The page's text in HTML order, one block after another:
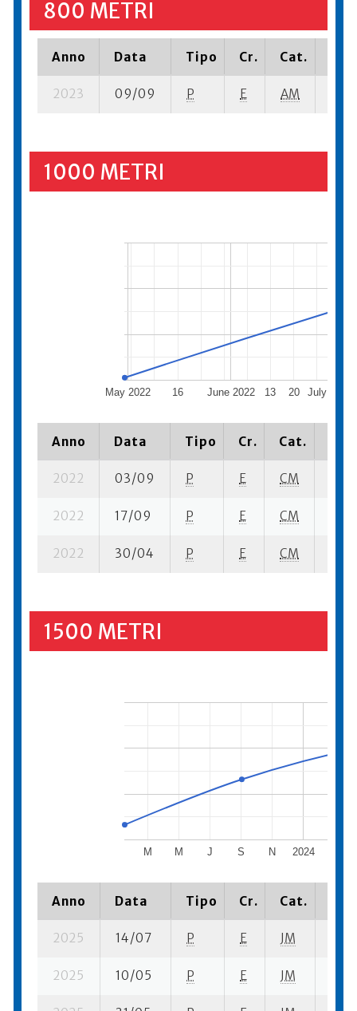
800 METRI
Anno Data Tipo Cr. Cat.
2023 09/09 P E AM
1000 METRI
May 2022 June 2022 July 2022
16 13 20
Anno Data Tipo Cr. Cat.
2022 03/09 P E CM
2022 17/09 P E CM
2022 30/04 P E CM
1500 METRI
2024
M M J S N
Anno Data Tipo Cr. Cat.
2025 14/07 P E JM
2025 10/05 P E JM